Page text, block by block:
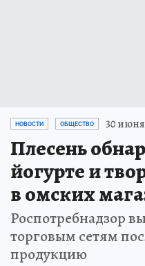
НОВОСТИ ОБЩЕСТВО 30 июня
Плесень
йогурте и
в омских
Роспотребнадзор
торговым сетям
продукцию